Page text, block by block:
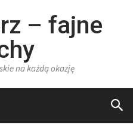
– fajne
na każdą okazję